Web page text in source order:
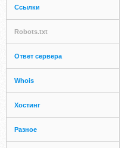
Ссылки
Robots.txt
Ответ сервера
Whois
Хостинг
Разное